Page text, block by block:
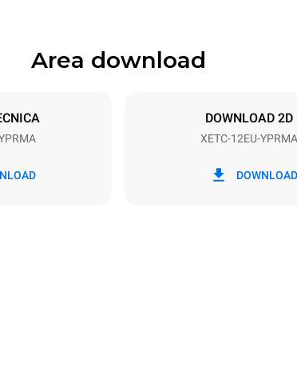
Dimensione Teglie
Area download
DOWNLOAD 2D
XETC-12EU-YPRMA
DOWNLOAD